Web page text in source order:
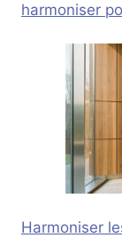
harmoniser
Harmoniser